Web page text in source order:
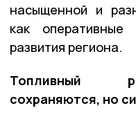
насыщенной и
как
развития региона.
Топливный
сохраняются, но